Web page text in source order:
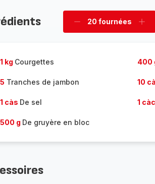
Supprimer
20 fournées
1 kg Courgettes 400
5 Tranches de jambon 10
1 càs De sel 1 càc
500 g De gruyère en bloc